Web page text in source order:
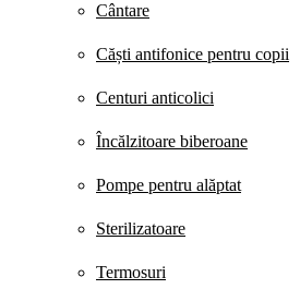
Cântare
Căști antifonice pentru copii
Centuri anticolici
Încălzitoare biberoane
Pompe pentru alăptat
Sterilizatoare
Termosuri